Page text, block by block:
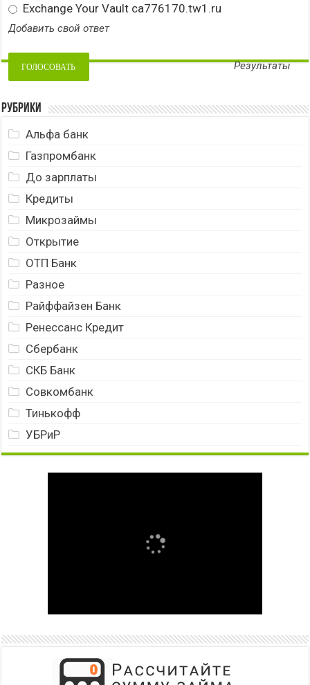
Exchange Your Vault ca776170.tw1.ru
Добавить свой ответ
Результаты
Рубрики
Альфа банк
Газпромбанк
До зарплаты
Кредиты
Микрозаймы
Открытие
ОТП Банк
Разное
Райффайзен Банк
Ренессанс Кредит
Сбербанк
СКБ Банк
Совкомбанк
Тинькофф
УБРиР